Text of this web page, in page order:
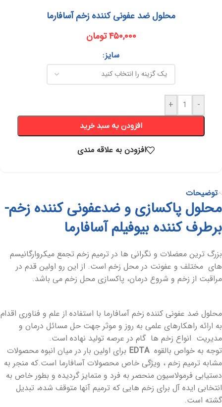
محلول ضد عفونی کننده زخم آسافارما
۴۵۰,۰۰۰تومان
سایز
-
+
افزودن به سبد خرید
افزودن به علاقه مندی
توضیحات
محلول پاکسازی و ضدعفونی کننده زخم-
برطرف کننده بیوفیلم آسافارما
بزرگ ترین معضلات و نگرانی ها در ترمیم زخم تجمع میکروارگانیسم
های مختلف و عفونت در محل زخم است. از این رو اولین قدم در
مراقبت از زخم و شروع درمان، پاکسازی محل زخم می باشد.
محلول ضد عفونی کننده زخم آسافارما با استفاده از علم و فناوری اقدام
به ارائه راهکارهای علمی به روز و موثر جهت حل مسائل درمان و
مدیریت انواع زخم ها گام در عرصه تولید نهاده است.
توجه به خواص بالقوهEDTA برای اولین بار در میان انبوه محصولات
مشابه ترمیم زخم ، ویژگی خاص محصولات آسافارما است.که منجر به
دستیابی فرمولاسیون منحصر به فرد و متمایز گردیده و بطور خاص به
انتخابی ایده آل برای زخم هایی که ترمیم آنها متوقف شده، تبدیل
گشته است.